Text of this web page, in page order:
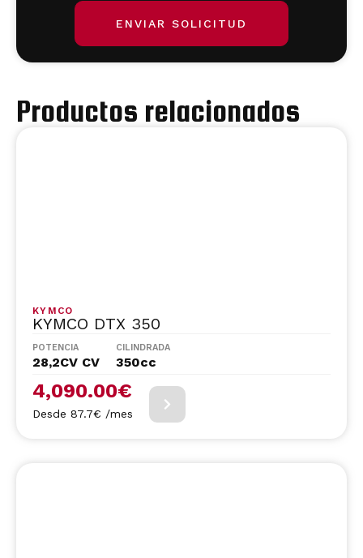
ENVIAR SOLICITUD
Productos relacionados
KYMCO
KYMCO DTX 350
POTENCIA
28,2CV CV
CILINDRADA
350cc
4,090.00€
Desde 87.7€ /mes